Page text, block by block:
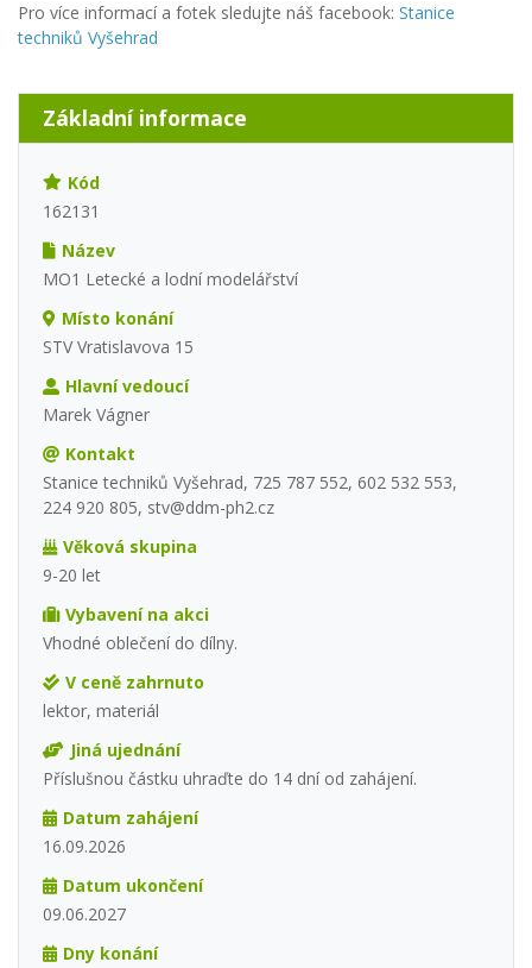
Pro více informací a fotek sledujte náš facebook: Stanice
techniků Vyšehrad
Základní informace
Kód
162131
Název
MO1 Letecké a lodní modelářství
Místo konání
STV Vratislavova 15
Hlavní vedoucí
Marek Vágner
Kontakt
Stanice techniků Vyšehrad, 725 787 552, 602 532 553,
224 920 805, stv@ddm-ph2.cz
Věková skupina
9-20 let
Vybavení na akci
Vhodné oblečení do dílny.
V ceně zahrnuto
lektor, materiál
Jiná ujednání
Příslušnou částku uhraďte do 14 dní od zahájení.
Datum zahájení
16.09.2026
Datum ukončení
09.06.2027
Dny konání